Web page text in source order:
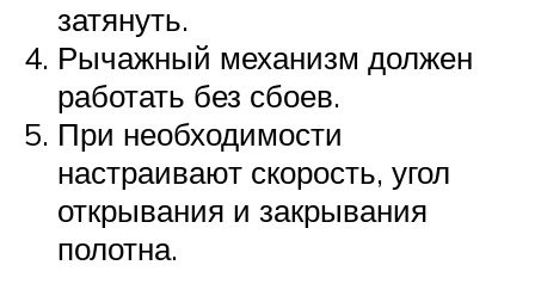
затянуть.
Рычажный механизм должен
работать без сбоев.
При необходимости
настраивают скорость, угол
открывания и закрывания
полотна.